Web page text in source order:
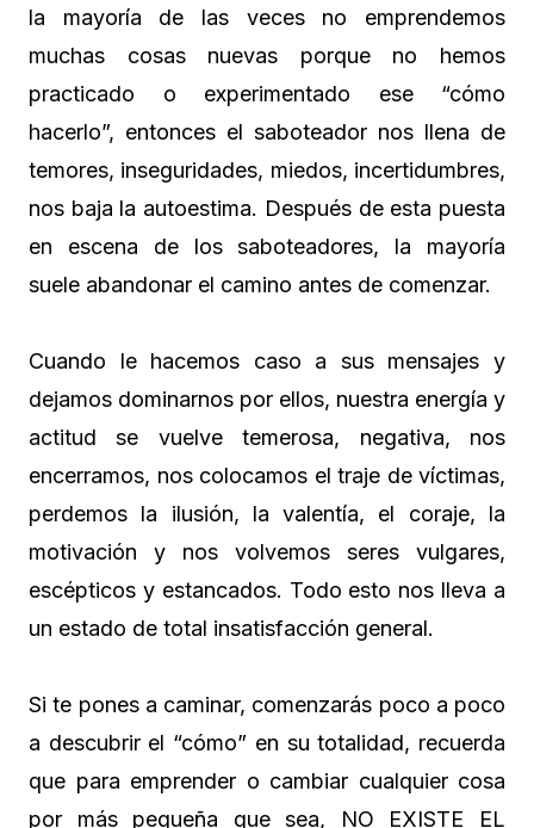
la mayoría de las veces no emprendemos
muchas cosas nuevas porque no hemos
practicado o experimentado ese “cómo
hacerlo”, entonces el saboteador nos llena de
temores, inseguridades, miedos, incertidumbres,
nos baja la autoestima. Después de esta puesta
en escena de los saboteadores, la mayoría
suele abandonar el camino antes de comenzar.
Cuando le hacemos caso a sus mensajes y
dejamos dominarnos por ellos, nuestra energía y
actitud se vuelve temerosa, negativa, nos
encerramos, nos colocamos el traje de víctimas,
perdemos la ilusión, la valentía, el coraje, la
motivación y nos volvemos seres vulgares,
escépticos y estancados. Todo esto nos lleva a
un estado de total insatisfacción general.
Si te pones a caminar, comenzarás poco a poco
a descubrir el “cómo” en su totalidad, recuerda
que para emprender o cambiar cualquier cosa
por más pequeña que sea, NO EXISTE EL